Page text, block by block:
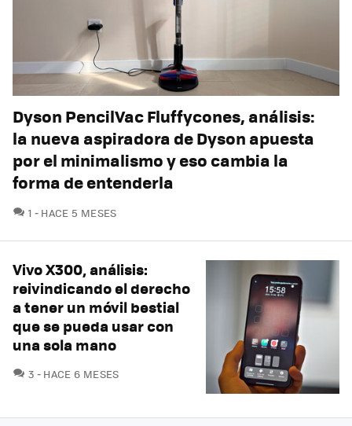
Dyson PencilVac Fluffycones, análisis:
la nueva aspiradora de Dyson apuesta
por el minimalismo y eso cambia la
forma de entenderla
1 COMENTARIOS
HACE 5 MESES
Vivo X300, análisis:
reivindicando el derecho
a tener un móvil bestial
que se pueda usar con
una sola mano
3 COMENTARIOS
HACE 6 MESES